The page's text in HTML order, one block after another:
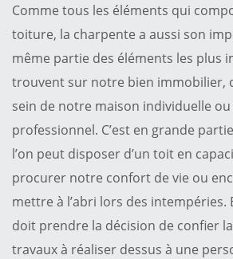
Comme tous les éléments qui
toiture, la charpente a aussi son
même partie des éléments les plus
trouvent sur notre bien immobilier,
sein de notre maison individuelle
professionnel. C’est en grande
l’on peut disposer d’un toit en
procurer notre confort de vie ou
mettre à l’abri lors des intempéries.
doit prendre la décision de confier
travaux à réaliser dessus à une